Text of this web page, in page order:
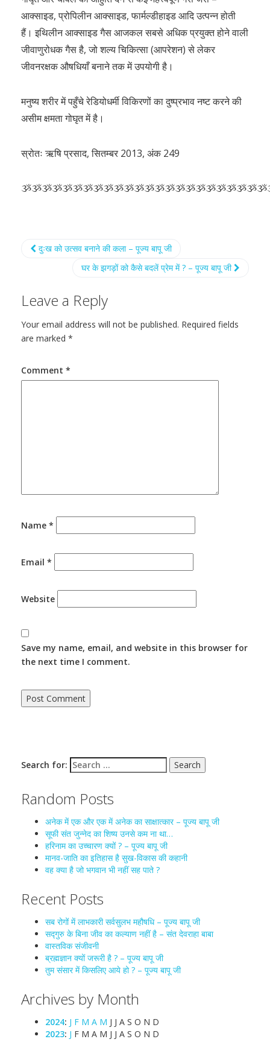
आक्साइड, प्रोपिलीन आक्साइड, फार्मल्डीहाइड आदि उत्पन्न होती
हैं। इथिलीन आक्साइड गैस आजकल सबसे अधिक प्रयुक्त होने वाली
जीवाणुरोधक गैस है, जो शल्य चिकित्सा (आपरेशन) से लेकर
जीवनरक्षक औषधियाँ बनाने तक में उपयोगी है।
मनुष्य शरीर में पहुँचे रेडियोधर्मी विकिरणों का दुष्प्रभाव नष्ट करने की
असीम क्षमता गोघृत में है।
स्रोतः ऋषि प्रसाद, सितम्बर 2013, अंक 249
दुःख को उत्सव बनाने की कला – पूज्य बापू जी
घर के झगड़ों को कैसे बदलें प्रेम में ? – पूज्य बापू जी
Leave a Reply
Your email address will not be published. Required fields
are marked *
Comment *
Name *
Email *
Website
Save my name, email, and website in this browser for
the next time I comment.
Search for:
Random Posts
अनेक में एक और एक में अनेक का साक्षात्कार – पूज्य बापू जी
सूफी संत जुन्नेद का शिष्य उनसे कम ना था…
हरिनाम का उच्चारण क्यों ? – पूज्य बापू जी
मानव-जाति का इतिहास है सुख-विकास की कहानी
वह क्या है जो भगवान भी नहीं सह पाते ?
Recent Posts
सब रोगों में लाभकारी सर्वसुलभ महौषधि – पूज्य बापू जी
सद्गुरु के बिना जीव का कल्याण नहीं है – संत देवराहा बाबा
वास्तविक संजीवनी
ब्रह्मज्ञान क्यों जरूरी है ? – पूज्य बापू जी
तुम संसार में किसलिए आये हो ? – पूज्य बापू जी
Archives by Month
2024: J F M A M J J A S O N D
2023: J F M A M J J A S O N D